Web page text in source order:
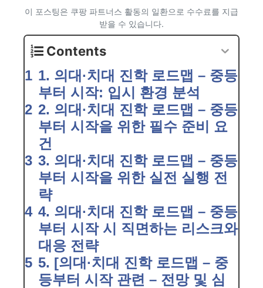
이 포스팅은 쿠팡 파트너스 활동의 일환으로 수수료를 지급
받을 수 있습니다.
Contents
1. 의대·치대 진학 로드맵 – 중등
부터 시작: 입시 환경 분석
2. 의대·치대 진학 로드맵 – 중등
부터 시작을 위한 필수 준비 요
건
3. 의대·치대 진학 로드맵 – 중등
부터 시작을 위한 실전 실행 전
략
4. 의대·치대 진학 로드맵 – 중등
부터 시작 시 직면하는 리스크와
대응 전략
5. [의대·치대 진학 로드맵 – 중
등부터 시작 관련 – 전망 및 심